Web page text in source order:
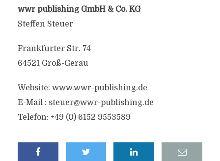
wwr publishing GmbH & Co. KG
Steffen Steuer
Frankfurter Str. 74
64521 Groß-Gerau
Website: www.wwr-publishing.de
E-Mail : steuer@wwr-publishing.de
Telefon: +49 (0) 6152 9553589